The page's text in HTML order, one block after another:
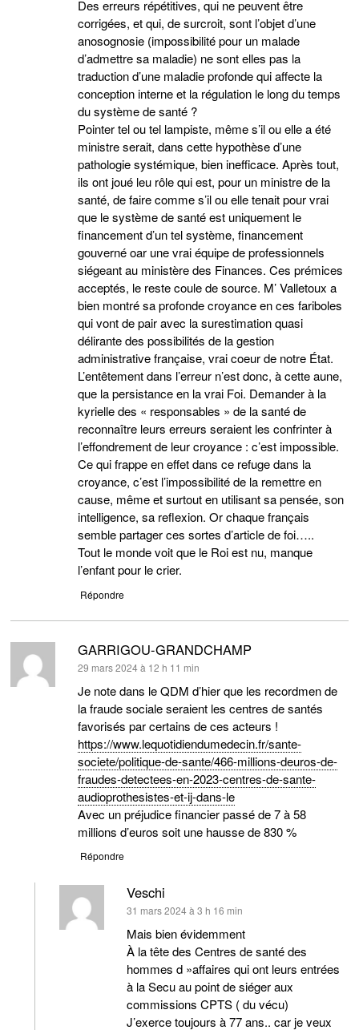
Des erreurs répétitives, qui ne peuvent être
corrigées, et qui, de surcroit, sont l’objet d’une
anosognosie (impossibilité pour un malade
d’admettre sa maladie) ne sont elles pas la
traduction d’une maladie profonde qui affecte la
conception interne et la régulation le long du temps
du système de santé ?
Pointer tel ou tel lampiste, même s’il ou elle a été
ministre serait, dans cette hypothèse d’une
pathologie systémique, bien inefficace. Après tout,
ils ont joué leu rôle qui est, pour un ministre de la
santé, de faire comme s’il ou elle tenait pour vrai
que le système de santé est uniquement le
financement d’un tel système, financement
gouverné oar une vrai équipe de professionnels
siégeant au ministère des Finances. Ces prémices
acceptés, le reste coule de source. M’ Valletoux a
bien montré sa profonde croyance en ces fariboles
qui vont de pair avec la surestimation quasi
délirante des possibilités de la gestion
administrative française, vrai coeur de notre État.
L’entêtement dans l’erreur n’est donc, à cette aune,
que la persistance en la vrai Foi. Demander à la
kyrielle des « responsables » de la santé de
reconnaître leurs erreurs seraient les confrinter à
l’effondrement de leur croyance : c’est impossible.
Ce qui frappe en effet dans ce refuge dans la
croyance, c’est l’impossibilité de la remettre en
cause, même et surtout en utilisant sa pensée, son
intelligence, sa reflexion. Or chaque français
semble partager ces sortes d’article de foi…..
Tout le monde voit que le Roi est nu, manque
l’enfant pour le crier.
Répondre
GARRIGOU-GRANDCHAMP
dit :
29 mars 2024 à 12 h 11 min
Je note dans le QDM d’hier que les recordmen de
la fraude sociale seraient les centres de santés
favorisés par certains de ces acteurs !
https://www.lequotidiendumedecin.fr/sante-
societe/politique-de-sante/466-millions-deuros-de-
fraudes-detectees-en-2023-centres-de-sante-
audioprothesistes-et-ij-dans-le
Avec un préjudice financier passé de 7 à 58
millions d’euros soit une hausse de 830 %
Répondre
Veschi
dit :
31 mars 2024 à 3 h 16 min
Mais bien évidemment
À la tête des Centres de santé des
hommes d »affaires qui ont leurs entrées
à la Secu au point de siéger aux
commissions CPTS ( du vécu)
J’exerce toujours à 77 ans.. car je veux